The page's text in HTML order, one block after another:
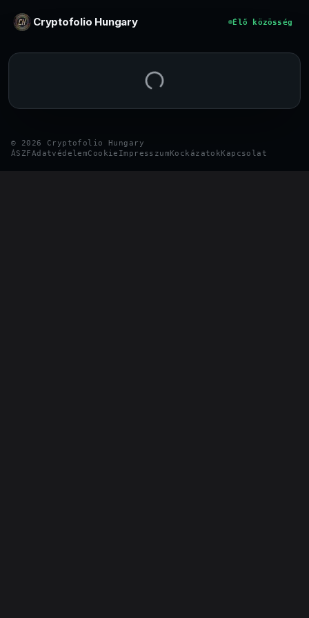
Cryptofolio Hungary Élő közösség
© 2026
Cryptofolio Hungary
ÁSZFAdatvédelemCookie ImpresszumKockázatokKapcsolat